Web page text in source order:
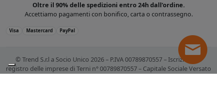
Oltre il 90% delle spedizioni entro 24h dall’ordine.
Accettiamo pagamenti con bonifico, carta o contrassegno.
Visa Mastercard PayPal
© Trend S.r.l a Socio Unico 2026 – P.IVA 00789870557 – Iscrizione al
registro delle imprese di Terni n° 00789870557 – Capitale Sociale Versato